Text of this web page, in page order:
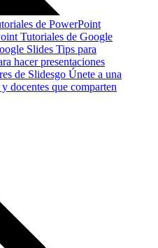
de PowerPoint
Tutoriales de Google
Slides Tips para
hacer presentaciones
de Slidesgo Únete a una
docentes que comparten